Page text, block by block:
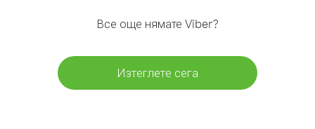
Все още нямате Viber?
Изтеглете сега